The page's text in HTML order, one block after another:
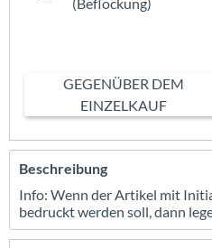
GEGENÜBER DEM
EINZELKAUF
Beschreibung
Info: Wenn der Artikel mit
bedruckt werden soll, dann